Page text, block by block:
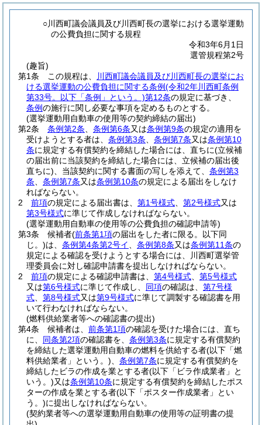
○川西町議会議員及び川西町長の選挙における選挙運動
の公費負担に関する規程
令和3年6月1日
選管規程第2号
(趣旨)
第1条
この規程は、
川西町議会議員及び川西町長の選挙にお
ける選挙運動の公費負担に関する条例(令和2年川西町条例
第33号。以下「条例」という。)第12条の規定に基づき、
条例の施行に関し必要な事項を定めるものとする。
(選挙運動用自動車の使用等の契約締結の届出)
第2条
条例第2条 条例第6条又は条例第9条の規定の適用を
受けようとする者は、 条例第3条 条例第7条又は条例第10
条に規定する有償契約を締結した場合には、直ちに(立候補
の届出前に当該契約を締結した場合には、立候補の届出後
直ちに) 、当該契約に関する書面の写しを添えて、 条例第3
条
条例第7条又は条例第10条の規定による届出をしなけ
ればならない。
2
前項の規定による届出書は、 第1号様式 第2号様式又は
第3号様式に準じて作成しなければならない。
(選挙運動用自動車の使用等の公費負担の確認申請等)
第3条
候補者(前条第1項の届出をした者に限る。以下同
じ。)は、 条例第4条第2号イ 条例第8条又は条例第11条の
規定による確認を受けようとする場合には、川西町選挙管
理委員会に対し確認申請書を提出しなければならない。
2
前項の規定による確認申請書は、 第4号様式
第5号様式
又は第6号様式に準じて作成し、 同項の確認は、 第7号様
式
第8号様式又は第9号様式に準じて調製する確認書を用
いて行わなければならない。
(燃料供給業者等への確認書の提出)
第4条
候補者は、 前条第1項の確認を受けた場合には、直ち
に、 同条第2項の確認書を、 条例第3条に規定する有償契約
を締結した選挙運動用自動車の燃料を供給する者(以下「燃
料供給業者」という。)
条例第7条に規定する有償契約を
締結したビラの作成を業とする者(以下「ビラ作成業者」と
いう。)又は条例第10条に規定する有償契約を締結したポス
ターの作成を業とする者(以下「ポスター作成業者」とい
う。)に提出しなければならない。
(契約業者等への選挙運動用自動車の使用等の証明書の提